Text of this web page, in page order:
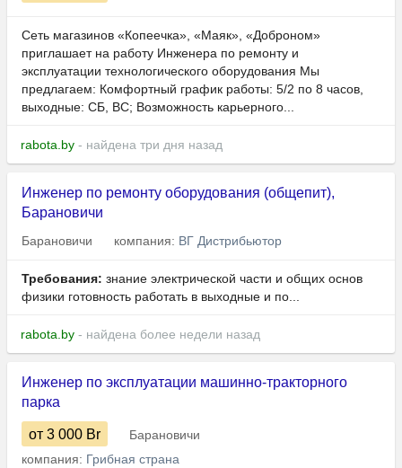
Сеть магазинов «Копеечка», «Маяк», «Доброном»
приглашает на работу Инженера по ремонту и
эксплуатации технологического оборудования Мы
предлагаем: Комфортный график работы: 5/2 по 8 часов,
выходные: СБ, ВС; Возможность карьерного...
rabota.by - найдена три дня назад
Инженер по ремонту оборудования (общепит),
Барановичи
Барановичи компания: ВГ Дистрибьютор
Требования: знание электрической части и общих основ
физики готовность работать в выходные и по...
rabota.by - найдена более недели назад
Инженер по эксплуатации машинно-тракторного
парка
от 3 000 Br
Барановичи
компания: Грибная страна